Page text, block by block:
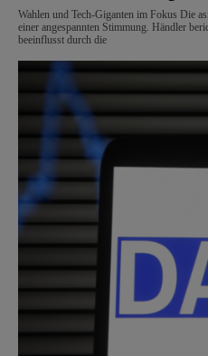
Wahlen und Tech-Giganten im Fokus Die
einer angespannten Stimmung. Händler
beeinflusst durch die